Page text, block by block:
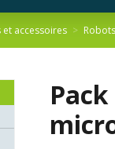
et accessoires